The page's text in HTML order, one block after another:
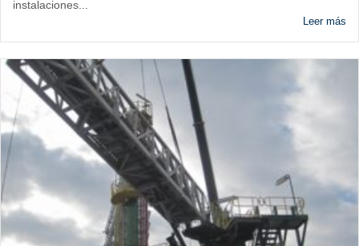
instalaciones...
Leer más